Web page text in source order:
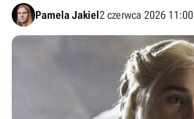
Pamela Jakiel2 czerwca 2026 11:00